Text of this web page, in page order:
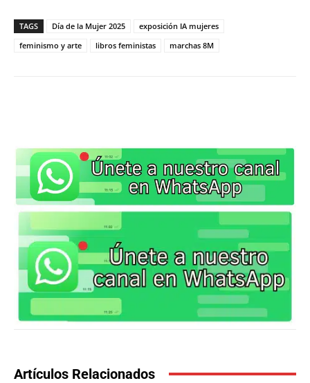
TAGS Día de la Mujer 2025
exposición IA mujeres
feminismo y arte
libros feministas marchas 8M
Artículos Relacionados